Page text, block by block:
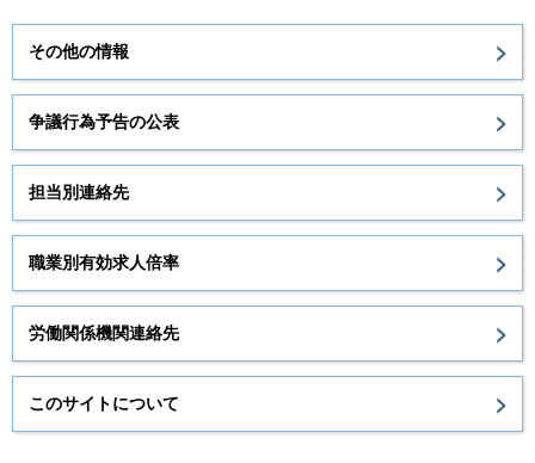
その他の情報
争議行為予告の公表
担当別連絡先
職業別有効求人倍率
労働関係機関連絡先
このサイトについて